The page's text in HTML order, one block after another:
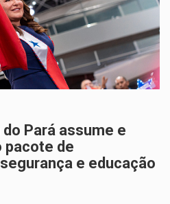
Pará assume e
pacote de
e educação